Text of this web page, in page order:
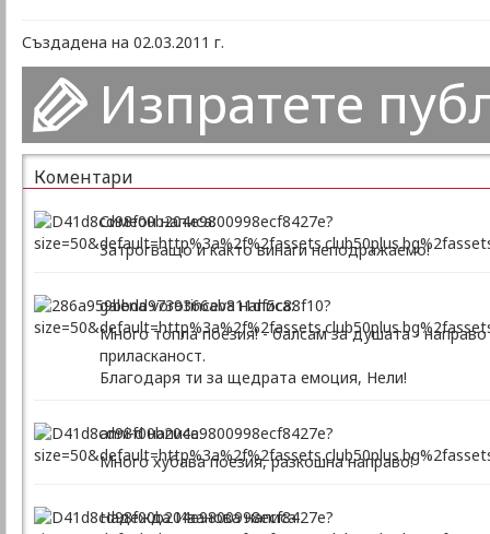
Създадена на 02.03.2011 г.
Изпратете
Коментари
Симеон написа:
Затрогващо и както винаги неподражаемо!
galena vorotinceva написа:
Много топла поезия! - балсам за душата -
приласканост.
Благодаря ти за щедрата емоция, Нели!
anni-d написа:
Много хубава поезия, разкошна направо!
Надежда Иванова написа: